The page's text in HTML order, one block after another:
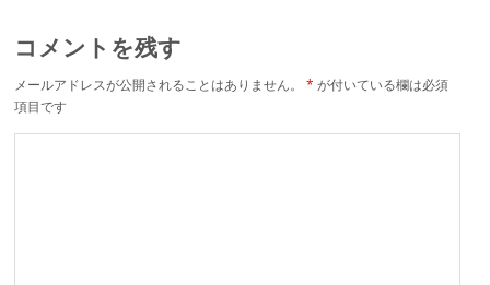
コメントを残す
メールアドレスが公開されることはありません。 * が付いている欄は必須
項目です